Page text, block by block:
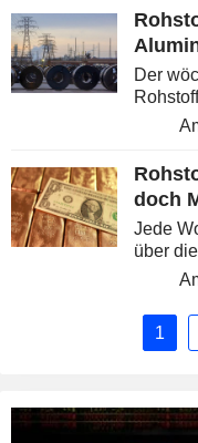
Der
Konflikt
doch
Jede
über
bei
1